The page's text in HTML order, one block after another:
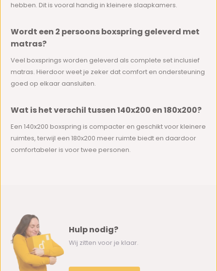
hebben. Dit is vooral handig in kleinere slaapkamers.
Wordt een 2 persoons boxspring geleverd met
matras?
Veel boxsprings worden geleverd als complete set inclusief
matras. Hierdoor weet je zeker dat comfort en ondersteuning
goed op elkaar aansluiten.
Wat is het verschil tussen 140x200 en 180x200?
Een 140x200 boxspring is compacter en geschikt voor kleinere
ruimtes, terwijl een 180x200 meer ruimte biedt en daardoor
comfortabeler is voor twee personen.
Hulp nodig?
Wij zitten voor je klaar.